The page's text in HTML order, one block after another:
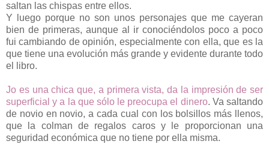
saltan las chispas entre ellos.
Y luego porque no son unos personajes que me cayeran
bien de primeras, aunque al ir conociéndolos poco a poco
fui cambiando de opinión, especialmente con ella, que es la
que tiene una evolución más grande y evidente durante todo
el libro.
Jo es una chica que, a primera vista, da la impresión de ser
superficial y a la que sólo le preocupa el dinero. Va saltando
de novio en novio, a cada cual con los bolsillos más llenos,
que la colman de regalos caros y le proporcionan una
seguridad económica que no tiene por ella misma.